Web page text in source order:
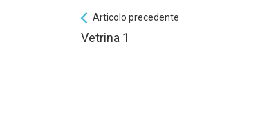
Articolo precedente
Vetrina 1